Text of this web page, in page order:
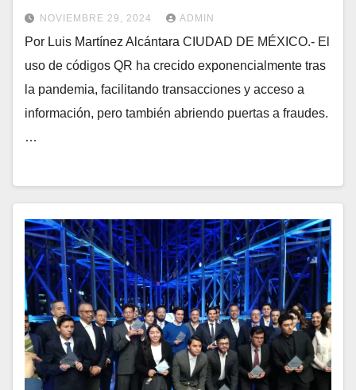
NOVIEMBRE 29, 2024 ADMIN
Por Luis Martínez Alcántara CIUDAD DE MÉXICO.- El
uso de códigos QR ha crecido exponencialmente tras
la pandemia, facilitando transacciones y acceso a
información, pero también abriendo puertas a fraudes.
…